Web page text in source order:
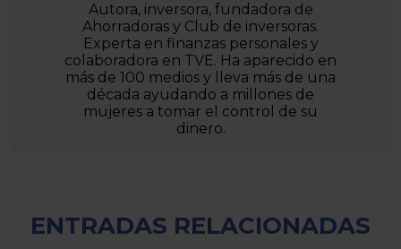
Autora, inversora, fundadora de
Ahorradoras y Club de inversoras.
Experta en finanzas personales y
colaboradora en TVE. Ha aparecido en
más de 100 medios y lleva más de una
década ayudando a millones de
mujeres a tomar el control de su
dinero.
ENTRADAS RELACIONADAS